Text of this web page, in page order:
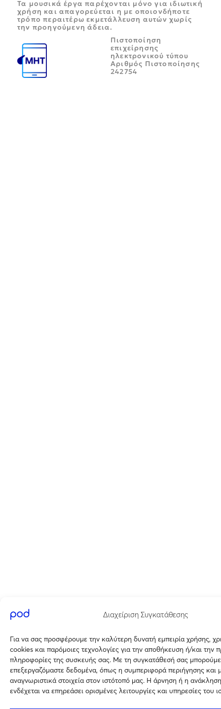
Διαχείριση Συγκατάθεσης
Για να σας προσφέρουμε την καλύτερη δυνατή εμπειρία χρήσης,
cookies και παρόμοιες τεχνολογίες για την αποθήκευση ή/και την
πληροφορίες της συσκευής σας. Με τη συγκατάθεσή σας
επεξεργαζόμαστε δεδομένα, όπως η συμπεριφορά περιήγησης και
αναγνωριστικά στοιχεία στον ιστότοπό μας. Η άρνηση ή η
ενδέχεται να επηρεάσει ορισμένες λειτουργίες και υπηρεσίες του
Τα μουσικά έργα παρέχονται μόνο για ιδιωτική
χρήση και απαγορεύεται η με οποιονδήποτε
τρόπο περαιτέρω εκμετάλλευση αυτών χωρίς
την προηγούμενη άδεια.
Πιστοποίηση
επιχείρησης
ηλεκτρονικού τύπου
Αριθμός Πιστοποίησης
242754